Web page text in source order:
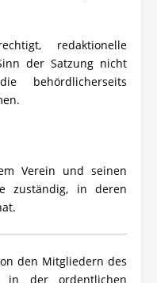
redaktionelle
der Satzung nicht
behördlicherseits
Verein und seinen
zuständig, in deren
den Mitgliedern des
in der ordentlichen